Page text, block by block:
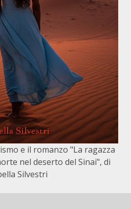
e il romanzo "La ragazza
nel deserto del Sinai", di
Silvestri